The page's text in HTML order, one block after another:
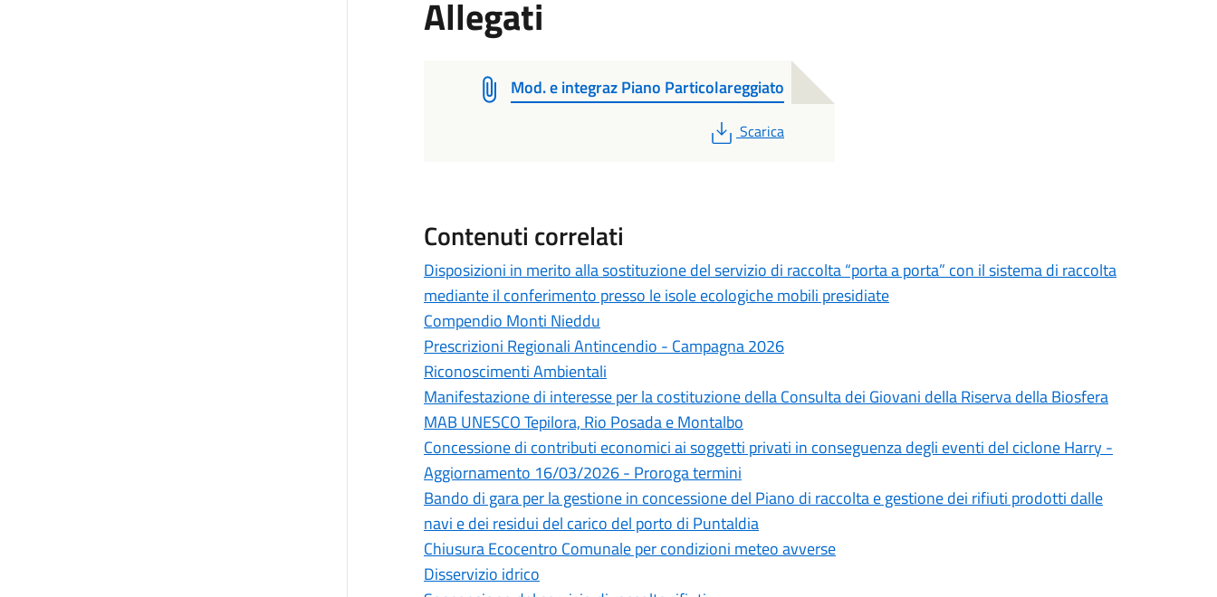
Allegati
Mod. e integraz Piano Particolareggiato
PDF
Scarica
Contenuti correlati
Disposizioni in merito alla sostituzione del servizio di raccolta “porta a porta” con il sistema di raccolta
mediante il conferimento presso le isole ecologiche mobili presidiate
Compendio Monti Nieddu
Prescrizioni Regionali Antincendio - Campagna 2026
Riconoscimenti Ambientali
Manifestazione di interesse per la costituzione della Consulta dei Giovani della Riserva della Biosfera
MAB UNESCO Tepilora, Rio Posada e Montalbo
Concessione di contributi economici ai soggetti privati in conseguenza degli eventi del ciclone Harry -
Aggiornamento 16/03/2026 - Proroga termini
Bando di gara per la gestione in concessione del Piano di raccolta e gestione dei rifiuti prodotti dalle
navi e dei residui del carico del porto di Puntaldia
Chiusura Ecocentro Comunale per condizioni meteo avverse
Disservizio idrico